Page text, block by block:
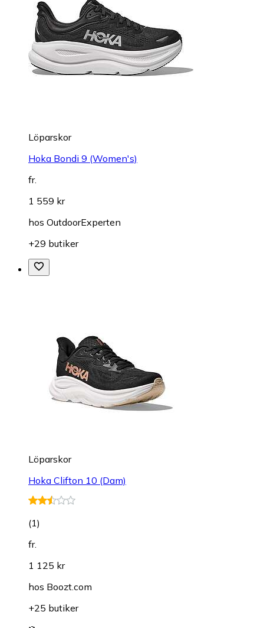
Löparskor
Hoka Bondi 9 (Women's)
fr.
1 559 kr
hos OutdoorExperten
+29 butiker
Löparskor
Hoka Clifton 10 (Dam)
(1)
fr.
1 125 kr
hos Boozt.com
+25 butiker